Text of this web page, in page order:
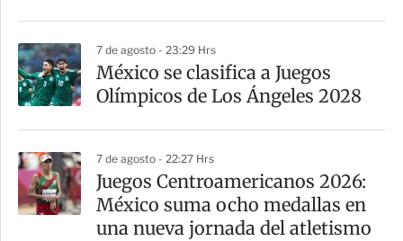
7 de agosto - 23:29 Hrs
México se clasifica a Juegos
Olímpicos de Los Ángeles 2028
7 de agosto - 22:27 Hrs
Juegos Centroamericanos 2026:
México suma ocho medallas en
una nueva jornada del atletismo